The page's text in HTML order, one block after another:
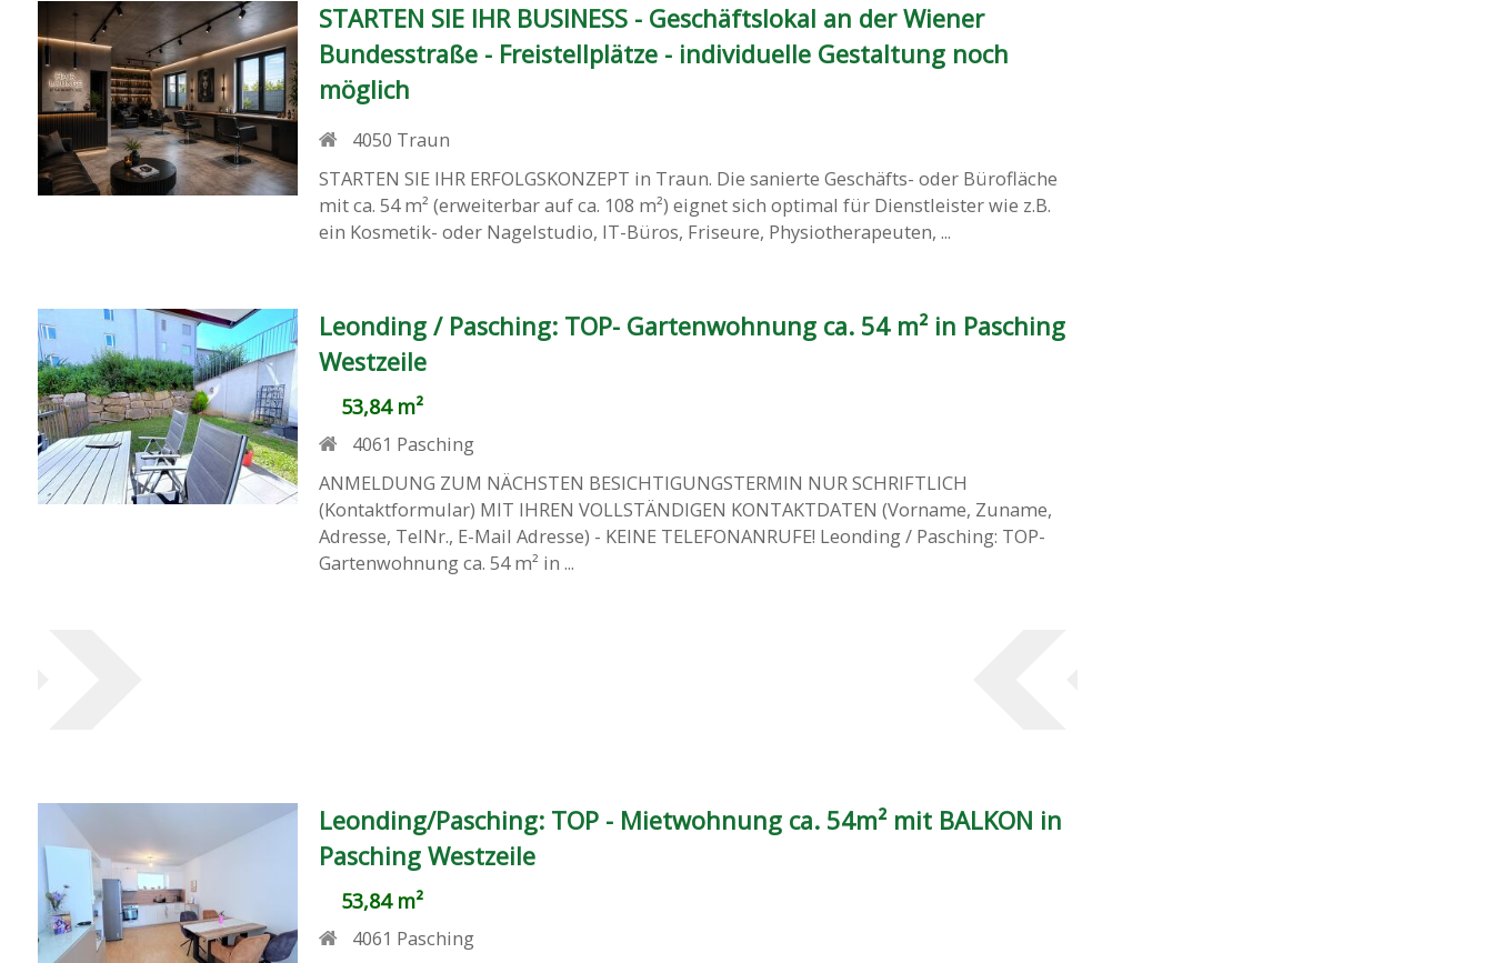
STARTEN SIE IHR BUSINESS - Geschäftslokal an der Wiener
Bundesstraße - Freistellplätze - individuelle Gestaltung noch
möglich
4050 Traun
STARTEN SIE IHR ERFOLGSKONZEPT in Traun. Die sanierte Geschäfts- oder Bürofläche
mit ca. 54 m² (erweiterbar auf ca. 108 m²) eignet sich optimal für Dienstleister wie z.B.
ein Kosmetik- oder Nagelstudio, IT-Büros, Friseure, Physiotherapeuten, ...
Leonding / Pasching: TOP- Gartenwohnung ca. 54 m² in Pasching
Westzeile
53,84 m²
4061 Pasching
ANMELDUNG ZUM NÄCHSTEN BESICHTIGUNGSTERMIN NUR SCHRIFTLICH
(Kontaktformular) MIT IHREN VOLLSTÄNDIGEN KONTAKTDATEN (Vorname, Zuname,
Adresse, TelNr., E-Mail Adresse) - KEINE TELEFONANRUFE! Leonding / Pasching: TOP-
Gartenwohnung ca. 54 m² in ...
Leonding/Pasching: TOP - Mietwohnung ca. 54m² mit BALKON in
Pasching Westzeile
53,84 m²
4061 Pasching